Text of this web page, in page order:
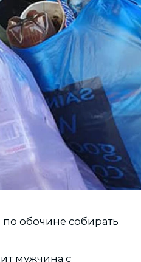
по обочине собирать
мужчина с